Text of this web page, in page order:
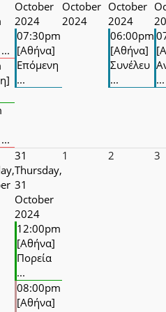
October
2024
07:30pm
[Αθήνα]
Επόμενη
...
October
2024
October
2024
06:00pm
[Αθήνα]
Συνέλευ
...
...
31
Thursday,
31
October
2024
12:00pm
[Αθήνα]
Πορεία
...
08:00pm
[Αθήνα]
1 2 3